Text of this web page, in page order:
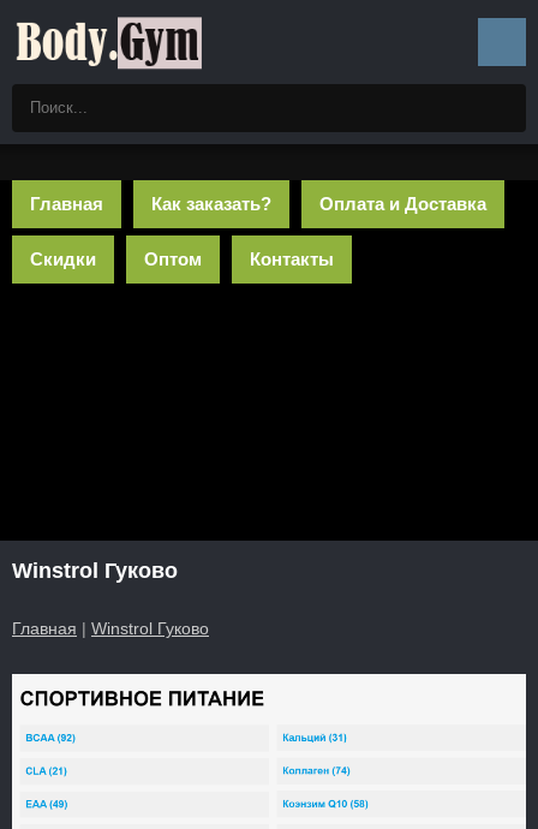
Главная Как заказать? Оплата и Доставка
Скидки Оптом Контакты
Winstrol Гуково
Главная | Winstrol Гуково